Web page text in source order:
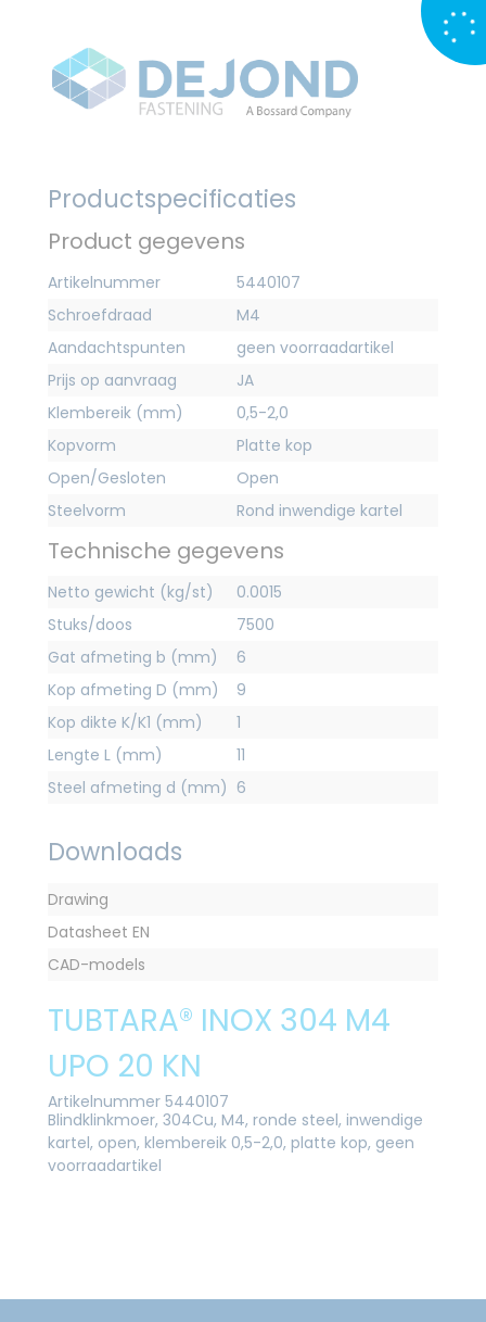
Productspecificaties
Product gegevens
Artikelnummer
5440107
Schroefdraad
M4
Aandachtspunten
geen voorraadartikel
Prijs op aanvraag
JA
Klembereik (mm)
0,5-2,0
Kopvorm
Platte kop
Open/Gesloten
Open
Steelvorm
Rond inwendige kartel
Technische gegevens
Netto gewicht (kg/st)
0.0015
Stuks/doos
7500
Gat afmeting b (mm)
6
Kop afmeting D (mm)
9
Kop dikte K/K1 (mm)
1
Lengte L (mm)
11
Steel afmeting d (mm) 6
Downloads
Drawing
Datasheet EN
CAD-models
TUBTARA® INOX 304 M4
UPO 20 KN
Artikelnummer 5440107
Blindklinkmoer, 304Cu, M4, ronde steel, inwendige
kartel, open, klembereik 0,5-2,0, platte kop, geen
voorraadartikel